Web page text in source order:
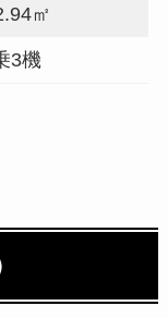
㎡
3機